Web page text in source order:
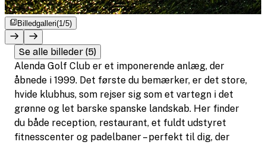
Billedgalleri(1/5)
Se alle billeder (5)
Alenda Golf Club er et imponerende anlæg, der
åbnede i 1999. Det første du bemærker, er det store,
hvide klubhus, som rejser sig som et vartegn i det
grønne og let barske spanske landskab. Her finder
du både reception, restaurant, et fuldt udstyret
fitnesscenter og padelbaner – perfekt til dig, der